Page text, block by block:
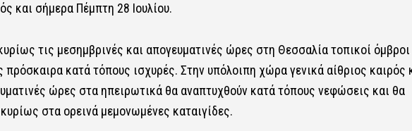
και σήμερα Πέμπτη 28 Ιουλίου.
τις μεσημβρινές και απογευματινές ώρες στη Θεσσαλία τοπικοί όμβροι
κατά τόπους ισχυρές. Στην υπόλοιπη χώρα γενικά αίθριος καιρός
ώρες στα ηπειρωτικά θα αναπτυχθούν κατά τόπους νεφώσεις και θα
στα ορεινά μεμονωμένες καταιγίδες.